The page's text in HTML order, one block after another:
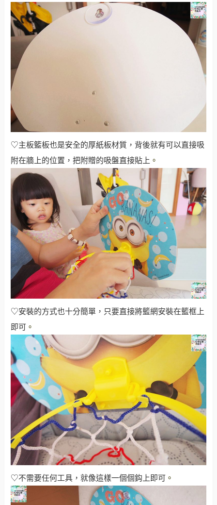
♡主板籃板也是安全的厚紙板材質，背後就有可以直接吸
附在牆上的位置，把附贈的吸盤直接貼上 。
♡安裝的方式也十分簡單，只要直接將籃網安裝在籃框上
即可 。
♡不需要任何工具，就像這樣一個個鈎上即可 。